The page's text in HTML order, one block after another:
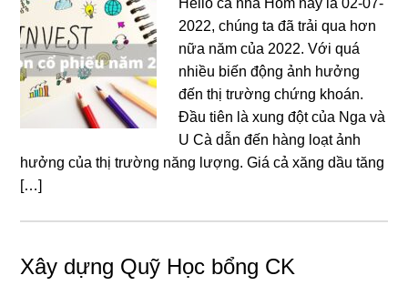
2022, chúng ta đã trải qua hơn
nữa năm của 2022. Với quá
nhiều biến động ảnh hưởng
đến thị trường chứng khoán.
Đầu tiên là xung đột của Nga và
U Cà dẫn đến hàng loạt ảnh
hưởng của thị trường năng lượng. Giá cả xăng dầu tăng
[…]
Xây dựng Quỹ Học bổng CK